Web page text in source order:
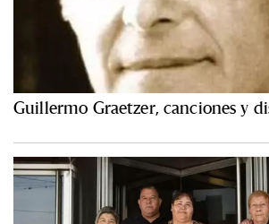
Guillermo Graetzer, canciones y